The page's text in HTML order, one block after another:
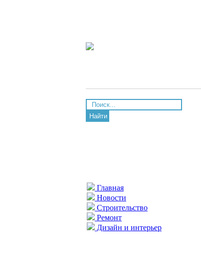
Найти
Главная
Новости
Строительство
Ремонт
Дизайн и интерьер